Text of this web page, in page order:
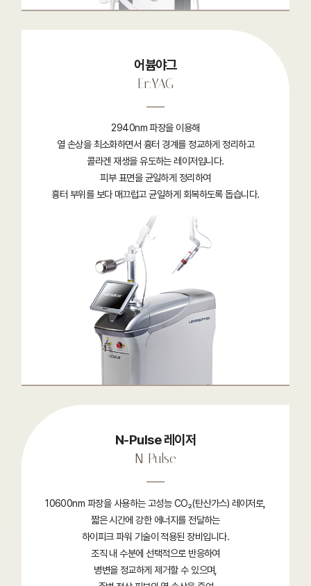
어븀야그
Er:YAG
2940nm 파장을 이용해
열 손상을 최소화하면서 흉터 경계를 정교하게 정리하고
콜라겐 재생을 유도하는 레이저입니다.
피부 표면을 균일하게 정리하여
흉터 부위를 보다 매끄럽고 균일하게 회복하도록 돕습니다.
N-Pulse 레이저
N-Pulse
10600nm 파장을 사용하는 고성능 CO₂(탄산가스) 레이저로,
짧은 시간에 강한 에너지를 전달하는
하이피크 파워 기술이 적용된 장비입니다.
조직 내 수분에 선택적으로 반응하여
병변을 정교하게 제거할 수 있으며,